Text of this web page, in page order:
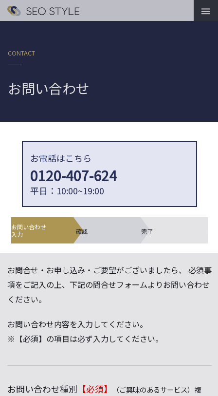

CONTACT
お問い合わせ
お電話はこちら
0120-407-624
平日：10:00~19:00
お問い合わせ
入力
確認 完了
お問合せ・お申し込み・ご要望がございましたら、 必須事
項をご記入の上、下記の問合せフォームよりお問い合わせ
ください。
お問い合わせ内容を入力してください。
※【必須】の項目は必ず入力してください。
お問い合わせ種別 【必須】
（ご興味のあるサービス）複